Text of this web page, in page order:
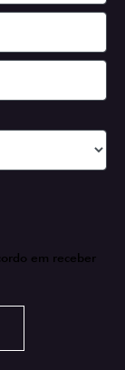
em receber